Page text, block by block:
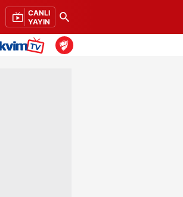
CANLI
YAYIN